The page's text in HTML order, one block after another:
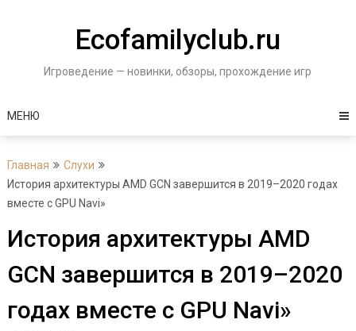
Ecofamilyclub.ru
Игроведение — новинки, обзоры, прохождение игр
МЕНЮ
Главная
Слухи
История архитектуры AMD GCN завершится в 2019–2020 годах
вместе с GPU Navi»
История архитектуры AMD
GCN завершится в 2019–2020
годах вместе с GPU Navi»